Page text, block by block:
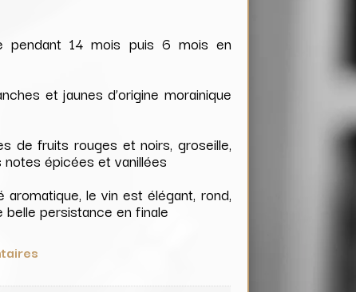
pendant 14 mois puis 6 mois en
et jaunes d’origine morainique
de fruits rouges et noirs, groseille,
épicées et vanillées
le vin est élégant, rond,
persistance en finale